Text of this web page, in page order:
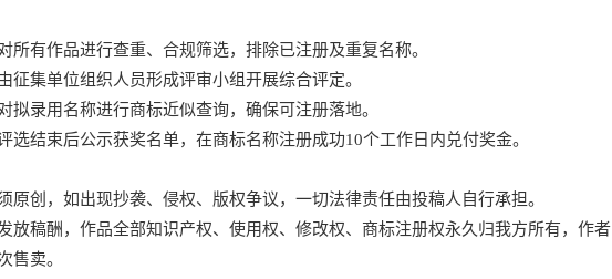
有作品进行查重、合规筛选，排除已注册及重复名称。
集单位组织人员形成评审小组开展综合评定。
录用名称进行商标近似查询，确保可注册落地。
结束后公示获奖名单，在商标名称注册成功10个工作日内兑付奖金。
创，如出现抄袭、侵权、版权争议，一切法律责任由投稿人自行承担。
稿酬，作品全部知识产权、使用权、修改权、商标注册权永久归我方所有，作者
售卖。